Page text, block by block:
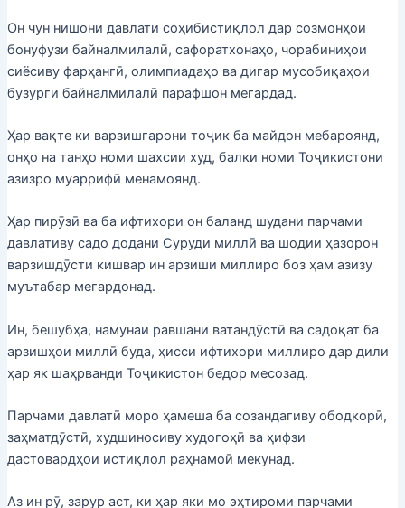
Он чун нишони давлати соҳибистиқлол дар созмонҳои
бонуфузи байналмилалӣ, сафоратхонаҳо, чорабиниҳои
сиёсиву фарҳангӣ, олимпиадаҳо ва дигар мусобиқаҳои
бузурги байналмилалӣ парафшон мегардад.
Ҳар вақте ки варзишгарони тоҷик ба майдон мебароянд,
онҳо на танҳо номи шахсии худ, балки номи Тоҷикистони
азизро муаррифӣ менамоянд.
Ҳар пирӯзӣ ва ба ифтихори он баланд шудани парчами
давлативу садо додани Суруди миллӣ ва шодии ҳазорон
варзишдӯсти кишвар ин арзиши миллиро боз ҳам азизу
муътабар мегардонад.
Ин, бешубҳа, намунаи равшани ватандӯстӣ ва садоқат ба
арзишҳои миллӣ буда, ҳисси ифтихори миллиро дар дили
ҳар як шаҳрванди Тоҷикистон бедор месозад.
Парчами давлатӣ моро ҳамеша ба созандагиву ободкорӣ,
заҳматдӯстӣ, худшиносиву худогоҳӣ ва ҳифзи
дастовардҳои истиқлол раҳнамоӣ мекунад.
Аз ин рӯ, зарур аст, ки ҳар яки мо эҳтироми парчами